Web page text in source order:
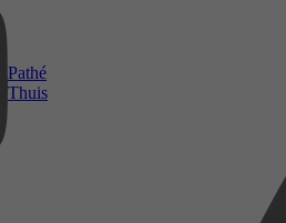
Pathé
Thuis